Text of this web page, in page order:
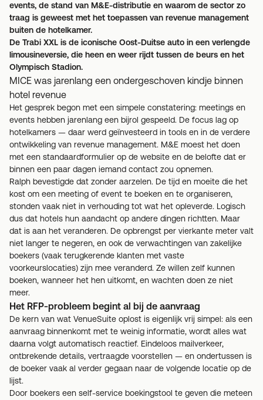
events, de stand van M&E-distributie en waarom de sector zo
traag is geweest met het toepassen van revenue management
buiten de hotelkamer.
De Trabi XXL is de iconische Oost-Duitse auto in een verlengde
limousineversie, die heen en weer rijdt tussen de beurs en het
Olympisch Stadion.
MICE was jarenlang een ondergeschoven kindje binnen
hotel revenue
Het gesprek begon met een simpele constatering: meetings en
events hebben jarenlang een bijrol gespeeld. De focus lag op
hotelkamers — daar werd geïnvesteerd in tools en in de verdere
ontwikkeling van revenue management. M&E moest het doen
met een standaardformulier op de website en de belofte dat er
binnen een paar dagen iemand contact zou opnemen.
Ralph bevestigde dat zonder aarzelen. De tijd en moeite die het
kost om een meeting of event te boeken en te organiseren,
stonden vaak niet in verhouding tot wat het opleverde. Logisch
dus dat hotels hun aandacht op andere dingen richtten. Maar
dat is aan het veranderen. De opbrengst per vierkante meter valt
niet langer te negeren, en ook de verwachtingen van zakelijke
boekers (vaak terugkerende klanten met vaste
voorkeurslocaties) zijn mee veranderd. Ze willen zelf kunnen
boeken, wanneer het hen uitkomt, en wachten doen ze niet
meer.
Het RFP-probleem begint al bij de aanvraag
De kern van wat VenueSuite oplost is eigenlijk vrij simpel: als een
aanvraag binnenkomt met te weinig informatie, wordt alles wat
daarna volgt automatisch reactief. Eindeloos mailverkeer,
ontbrekende details, vertraagde voorstellen — en ondertussen is
de boeker vaak al verder gegaan naar de volgende locatie op de
lijst.
Door boekers een self-service boekingstool te geven die meteen